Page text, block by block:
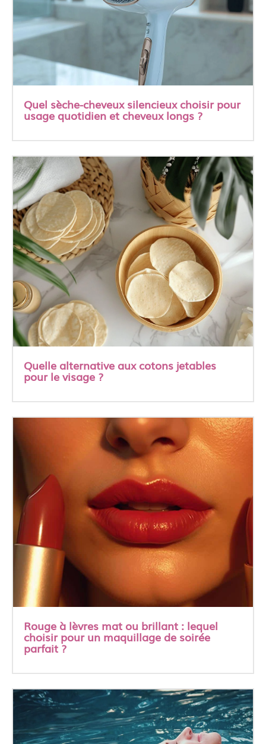
Quel sèche-cheveux silencieux choisir pour
usage quotidien et cheveux longs ?
Quelle alternative aux cotons jetables
pour le visage ?
Rouge à lèvres mat ou brillant : lequel
choisir pour un maquillage de soirée
parfait ?